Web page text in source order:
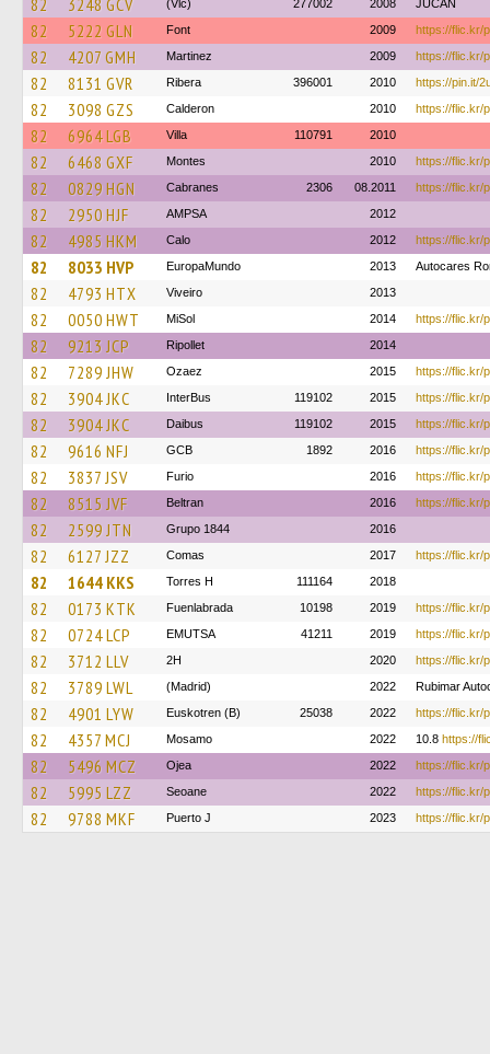
82 3248 GCV (Vlc) 277002 2008 JUCAN
82 5222 GLN Font 2009 https://flic.kr/
82 4207 GMH Martinez 2009 https://flic.kr/
82 8131 GVR Ribera 396001 2010 https://pin.it/
82 3098 GZS Calderon 2010 https://flic.kr/
82 6964 LGB Villa 110791 2010
82 6468 GXF Montes 2010 https://flic.kr/
82 0829 HGN Cabranes 2306 08.2011 https://flic.kr/
82 2950 HJF AMPSA 2012
82 4985 HKM Calo 2012 https://flic.kr/
82 8033 HVP EuropaMundo 2013 Autocares
82 4793 HTX Viveiro 2013
82 0050 HWT MiSol 2014 https://flic.kr/
82 9213 JCP Ripollet 2014
82 7289 JHW Ozaez 2015 https://flic.kr/
82 3904 JKC InterBus 119102 2015 https://flic.kr/
82 3904 JKC Daibus 119102 2015 https://flic.kr/
82 9616 NFJ GCB 1892 2016 https://flic.kr/
82 3837 JSV Furio 2016 https://flic.kr/
82 8515 JVF Beltran 2016 https://flic.kr/
82 2599 JTN Grupo 1844 2016
82 6127 JZZ Comas 2017 https://flic.kr/
82 1644 KKS Torres H 111164 2018
82 0173 KTK Fuenlabrada 10198 2019 https://flic.kr/
82 0724 LCP EMUTSA 41211 2019 https://flic.kr/
82 3712 LLV 2H 2020 https://flic.kr/
82 3789 LWL (Madrid) 2022 Rubimar
82 4901 LYW Euskotren (B) 25038 2022 https://flic.kr/
82 4357 MCJ Mosamo 2022 10.8 https://
82 5496 MCZ Ojea 2022 https://flic.kr/
82 5995 LZZ Seoane 2022 https://flic.kr/
82 9788 MKF Puerto J 2023 https://flic.kr/